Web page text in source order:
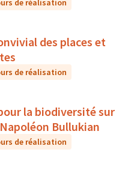
de réalisation
des places et
de réalisation
la biodiversité sur
Bullukian
de réalisation